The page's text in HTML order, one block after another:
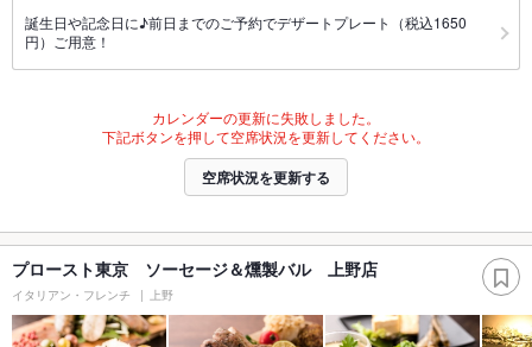
誕生日や記念日に♪前日までのご予約でデザートプレート（税込1650
円）ご用意！
カレンダーの更新に失敗しました。
下記ボタンを押して空席状況を更新してください。
空席状況を更新する
プロースト東京 ソーセージ＆燻製バル 上野店
イタリアン・フレンチ 上野